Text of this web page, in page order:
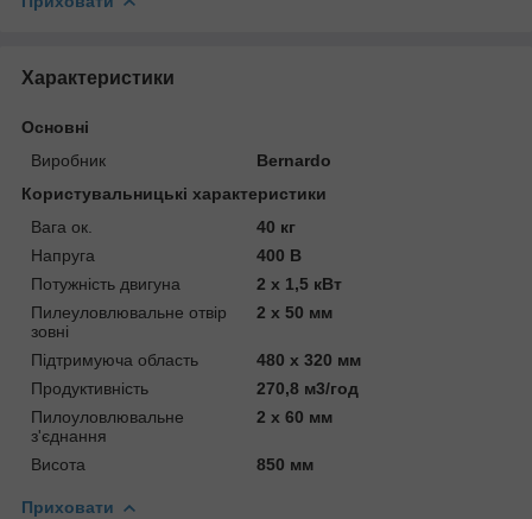
Характеристики
Основні
Виробник
Bernardo
Користувальницькі характеристики
Вага ок.
40 кг
Напруга
400 В
Потужність двигуна
2 х 1,5 кВт
Пилеуловлювальне отвір
зовні
2 x 50 мм
Підтримуюча область
480 x 320 мм
Продуктивність
270,8 м3/год
Пилоуловлювальне
з'єднання
2 х 60 мм
Висота 850 мм
Приховати